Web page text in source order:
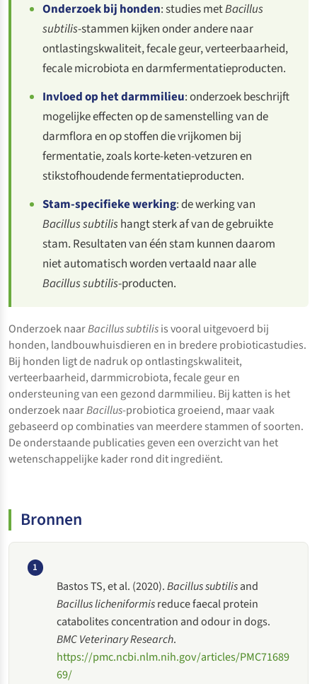
Onderzoek bij honden: studies metBacillus
subtilis-stammen kijken onder andere naar
ontlastingskwaliteit, fecale geur, verteerbaarheid,
fecale microbiota en darmfermentatieproducten.
Invloed op het darmmilieu: onderzoek beschrijft
mogelijke effecten op de samenstelling van de
darmflora en op stoffen die vrijkomen bij
fermentatie, zoals korte-keten-vetzuren en
stikstofhoudende fermentatieproducten.
Stam-specifieke werking: de werking van
Bacillus subtilishangt sterk af van de gebruikte
stam. Resultaten van één stam kunnen daarom
niet automatisch worden vertaald naar alle
Bacillus subtilis-producten.
Onderzoek naarBacillus subtilisis vooral uitgevoerd bij
honden, landbouwhuisdieren en in bredere probioticastudies.
Bij honden ligt de nadruk op ontlastingskwaliteit,
verteerbaarheid, darmmicrobiota, fecale geur en
ondersteuning van een gezond darmmilieu. Bij katten is het
onderzoek naarBacillus-probiotica groeiend, maar vaak
gebaseerd op combinaties van meerdere stammen of soorten.
De onderstaande publicaties geven een overzicht van het
wetenschappelijke kader rond dit ingrediënt.
Bronnen
1
Bastos TS, et al. (2020).Bacillus subtilisand
Bacillus licheniformisreduce faecal protein
catabolites concentration and odour in dogs.
BMC Veterinary Research.
https://pmc.ncbi.nlm.nih.gov/articles/PMC71689
69/